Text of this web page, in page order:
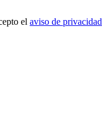
el aviso de privacidad